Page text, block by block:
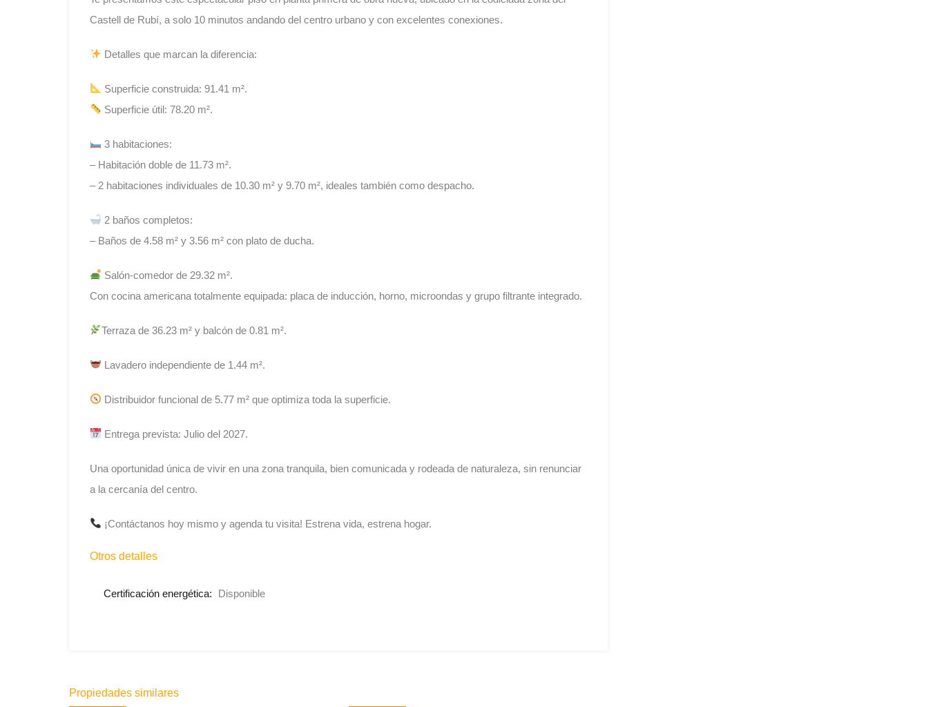
Castell de Rubí, a solo 10 minutos andando del centro urbano y con excelentes conexiones.
Detalles que marcan la diferencia:
Superficie construida: 91.41 m².
Superficie útil: 78.20 m².
3 habitaciones:
– Habitación doble de 11.73 m².
– 2 habitaciones individuales de 10.30 m² y 9.70 m², ideales también como despacho.
2 baños completos:
– Baños de 4.58 m² y 3.56 m² con plato de ducha.
Salón-comedor de 29.32 m².
Con cocina americana totalmente equipada: placa de inducción, horno, microondas y grupo filtrante integrado.
Terraza de 36.23 m² y balcón de 0.81 m².
Lavadero independiente de 1.44 m².
Distribuidor funcional de 5.77 m² que optimiza toda la superficie.
Entrega prevista: Julio del 2027.
Una oportunidad única de vivir en una zona tranquila, bien comunicada y rodeada de naturaleza, sin renunciar
a la cercanía del centro.
¡Contáctanos hoy mismo y agenda tu visita! Estrena vida, estrena hogar.
Otros detalles
Certificación energética: Disponible
Propiedades similares